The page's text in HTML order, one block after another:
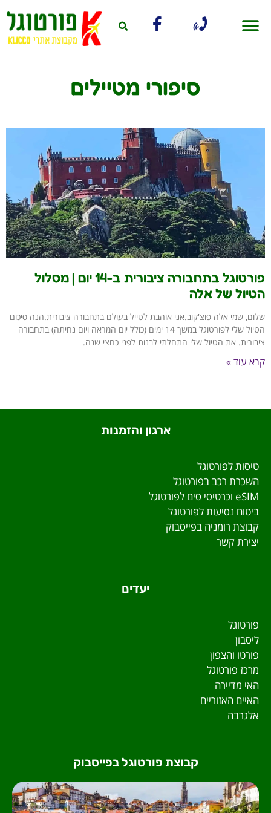
סיפורי מטיילים
פורטוגל בתחבורה ציבורית ב-14 יום | מסלול
הטיול של אלה
שלום, שמי אלה פוצ'קוב.אני אוהבת לטייל בעולם בתחבורה ציבורית.הנה סיכום
הטיול שלי לפורטוגל במשך 14 ימים (כולל יום המראה ויום נחיתה) בתחבורה
ציבורית. את הטיול שלי התחלתי לבנות לפני כחצי שנה.
קרא עוד »
ארגון והזמנות
טיסות לפורטוגל
השכרת רכב בפורטוגל
eSIM וכרטיסי סים לפורטוגל
ביטוח נסיעות לפורטוגל
קבוצת רומניה בפייסבוק
יצירת קשר
יעדים
פורטוגל
ליסבון
פורטו והצפון
מרכז פורטוגל
האי מדיירה
האיים האזוריים
אלגרבה
קבוצת פורטוגל בפייסבוק